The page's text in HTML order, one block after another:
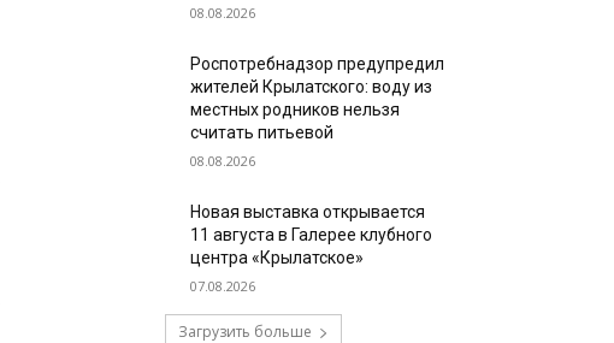
08.08.2026
Роспотребнадзор предупредил
жителей Крылатского: воду из
местных родников нельзя
считать питьевой
08.08.2026
Новая выставка открывается
11 августа в Галерее клубного
центра «Крылатское»
07.08.2026
Загрузить больше